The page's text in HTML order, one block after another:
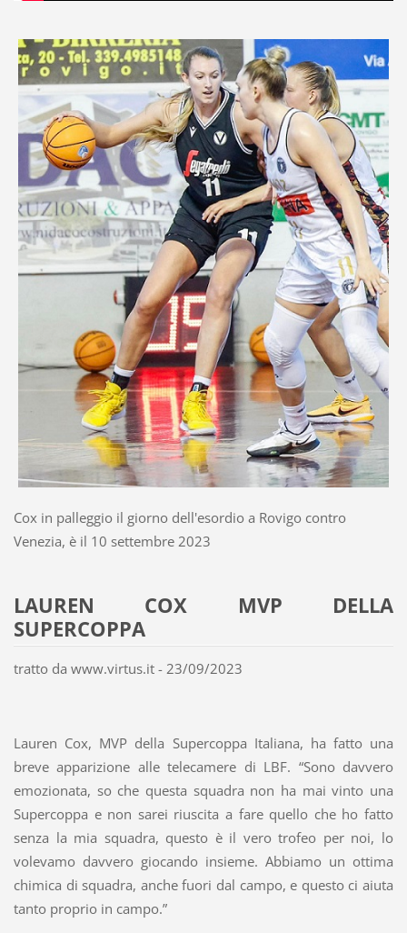
Cox in palleggio il giorno dell'esordio a Rovigo contro
Venezia, è il 10 settembre 2023
LAUREN COX MVP DELLA
SUPERCOPPA
tratto da www.virtus.it - 23/09/2023
Lauren Cox, MVP della Supercoppa Italiana, ha fatto una
breve apparizione alle telecamere di LBF. “Sono davvero
emozionata, so che questa squadra non ha mai vinto una
Supercoppa e non sarei riuscita a fare quello che ho fatto
senza la mia squadra, questo è il vero trofeo per noi, lo
volevamo davvero giocando insieme. Abbiamo un ottima
chimica di squadra, anche fuori dal campo, e questo ci aiuta
tanto proprio in campo.”